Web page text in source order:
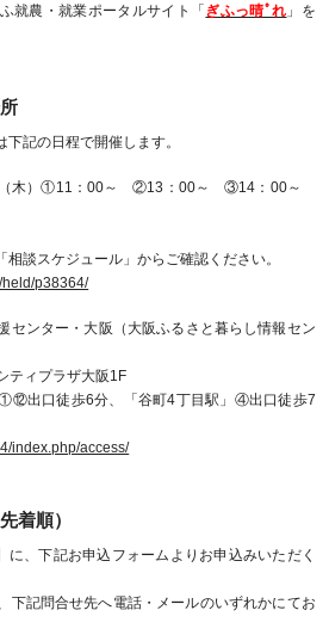
就農・就業ポータルサイト「 ぎふっ晴ﾟれ 」を
記の日程で開催します。
（木）①11：00～ ②13：00～ ③14：00～
談スケジュール」からご確認ください。
held/p38364/
センター・大阪（大阪ふるさと暮らし情報セン
ティプラザ大阪1F
①⑫出口徒歩6分、「谷町4丁目駅」④出口徒歩7
index.php/access/
着順）
に、下記お申込フォームよりお申込みいただく
下記問合せ先へ電話・メールのいずれかにてお